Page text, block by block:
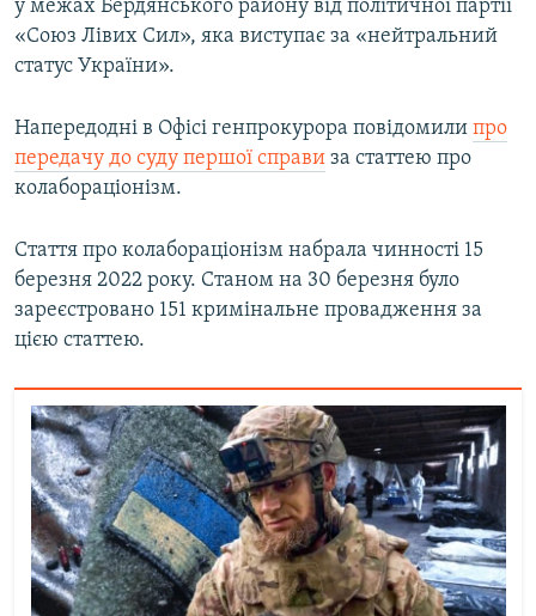
у межах Бердянського району від політичної партії
«Союз Лівих Сил», яка виступає за «нейтральний
статус України».
Напередодні в Офісі генпрокурора повідомили про
передачу до суду першої справи за статтею про
колабораціонізм.
Стаття про колабораціонізм набрала чинності 15
березня 2022 року. Станом на 30 березня було
зареєстровано 151 кримінальне провадження за
цією статтею.